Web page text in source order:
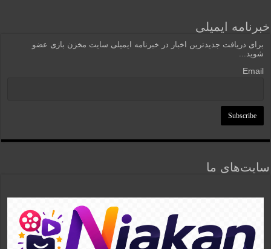
خبرنامه ایمیلی
برای دریافت جدیدترین اخبار در خبرنامه ایمیلی سایت مخزن بازی عضو
شوید...
Email
سایت‌های ما